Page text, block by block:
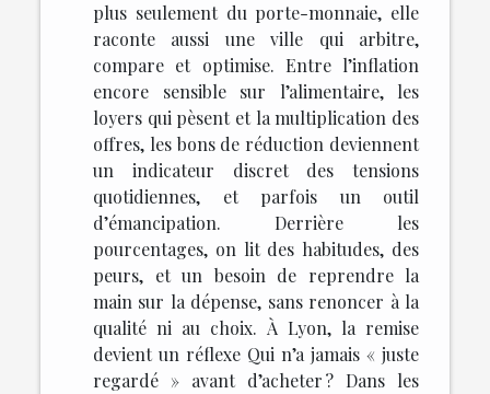
plus seulement du porte-monnaie, elle
raconte aussi une ville qui arbitre,
compare et optimise. Entre l’inflation
encore sensible sur l’alimentaire, les
loyers qui pèsent et la multiplication des
offres, les bons de réduction deviennent
un indicateur discret des tensions
quotidiennes, et parfois un outil
d’émancipation. Derrière les
pourcentages, on lit des habitudes, des
peurs, et un besoin de reprendre la
main sur la dépense, sans renoncer à la
qualité ni au choix. À Lyon, la remise
devient un réflexe Qui n’a jamais « juste
regardé » avant d’acheter ? Dans les